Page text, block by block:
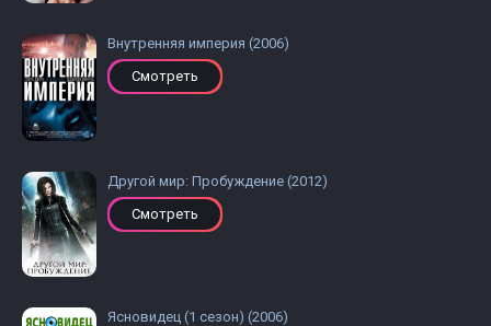
Внутренняя империя (2006)
Смотреть
Другой мир: Пробуждение (2012)
Смотреть
Ясновидец (1 сезон) (2006)